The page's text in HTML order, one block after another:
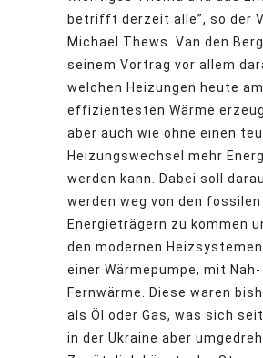
betrifft derzeit alle”, so der
Michael Thews. Van den
seinem Vortrag vor allem
welchen Heizungen heute am
effizientesten Wärme
aber auch wie ohne einen
Heizungswechsel mehr
werden kann. Dabei soll
werden weg von den fossilen
Energieträgern zu kommen
den modernen Heizsystemen
einer Wärmepumpe, mit
Fernwärme. Diese waren
als Öl oder Gas, was sich
in der Ukraine aber